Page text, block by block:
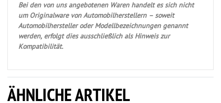
Bei den von uns angebotenen Waren handelt es sich nicht
um Originalware von Automobilherstellern – soweit
Automobilhersteller oder Modellbezeichnungen genannt
werden, erfolgt dies ausschließlich als Hinweis zur
Kompatibilität.
ÄHNLICHE ARTIKEL